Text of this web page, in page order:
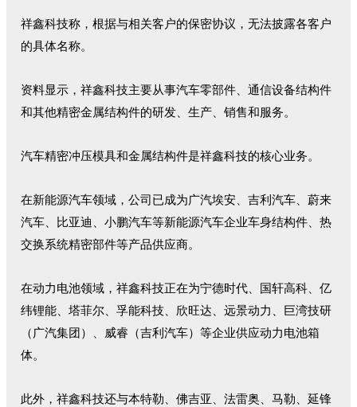
祥鑫科技称，根据与相关客户的保密协议，无法披露各客户
的具体名称。
资料显示，祥鑫科技主要从事汽车零部件、通信设备结构件
和其他精密金属结构件的研发、生产、销售和服务。
汽车精密冲压模具和金属结构件是祥鑫科技的核心业务。
在新能源汽车领域，公司已成为广汽埃安、吉利汽车、蔚来
汽车、比亚迪、小鹏汽车等新能源汽车企业车身结构件、热
交换系统精密部件等产品供应商。
在动力电池领域，祥鑫科技正在为宁德时代、国轩高科、亿
纬锂能、塔菲尔、孚能科技、欣旺达、远景动力、巨湾技研
（广汽集团）、威睿（吉利汽车）等企业供应动力电池箱
体。
此外，祥鑫科技还与本特勒、佛吉亚、法雷奥、马勒、延锋